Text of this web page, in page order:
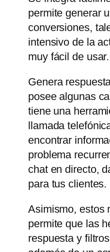
permite generar
conversiones,
intensivo de la
muy fácil de usar.
Genera
posee algunas
tiene una
llamada
encontrar
problema
chat en directo,
para tus clientes.
Asimismo, estos
permite que las
respuesta y